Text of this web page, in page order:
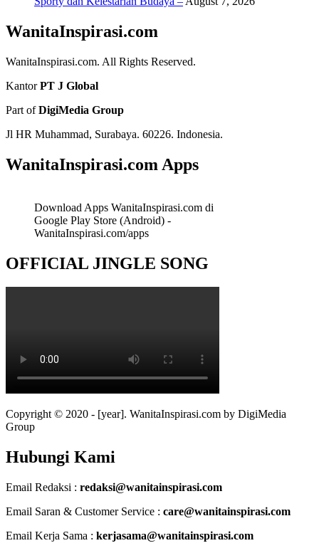
WanitaInspirasi.com
WanitaInspirasi.com. All Rights Reserved.
KantorPT J Global
Part ofDigiMedia Group
Jl HR Muhammad, Surabaya. 60226. Indonesia.
WanitaInspirasi.com Apps
Download Apps WanitaInspirasi.com di
Google Play Store (Android) -
WanitaInspirasi.com/apps
OFFICIAL JINGLE SONG
Copyright © 2020 - [year]. WanitaInspirasi.com by DigiMedia
Group
Hubungi Kami
Email Redaksi : redaksi@wanitainspirasi.com
Email Saran & Customer Service : care@wanitainspirasi.com
Email Kerja Sama : kerjasama@wanitainspirasi.com